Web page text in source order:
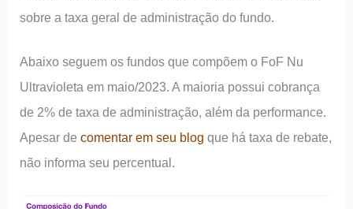
sobre a taxa geral de administração do fundo.
Abaixo seguem os fundos que compõem o FoF Nu
Ultravioleta em maio/2023. A maioria possui cobrança
de 2% de taxa de administração, além da performance.
Apesar decomentar em seu blog que há taxa de rebate,
não informa seu percentual.